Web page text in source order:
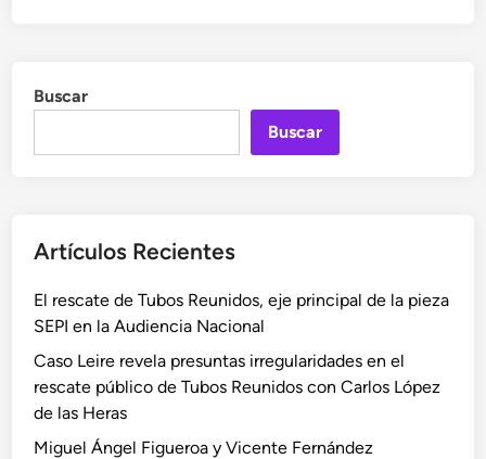
Buscar
Buscar
Artículos Recientes
El rescate de Tubos Reunidos, eje principal de la pieza
SEPI en la Audiencia Nacional
Caso Leire revela presuntas irregularidades en el
rescate público de Tubos Reunidos con Carlos López
de las Heras
Miguel Ángel Figueroa y Vicente Fernández